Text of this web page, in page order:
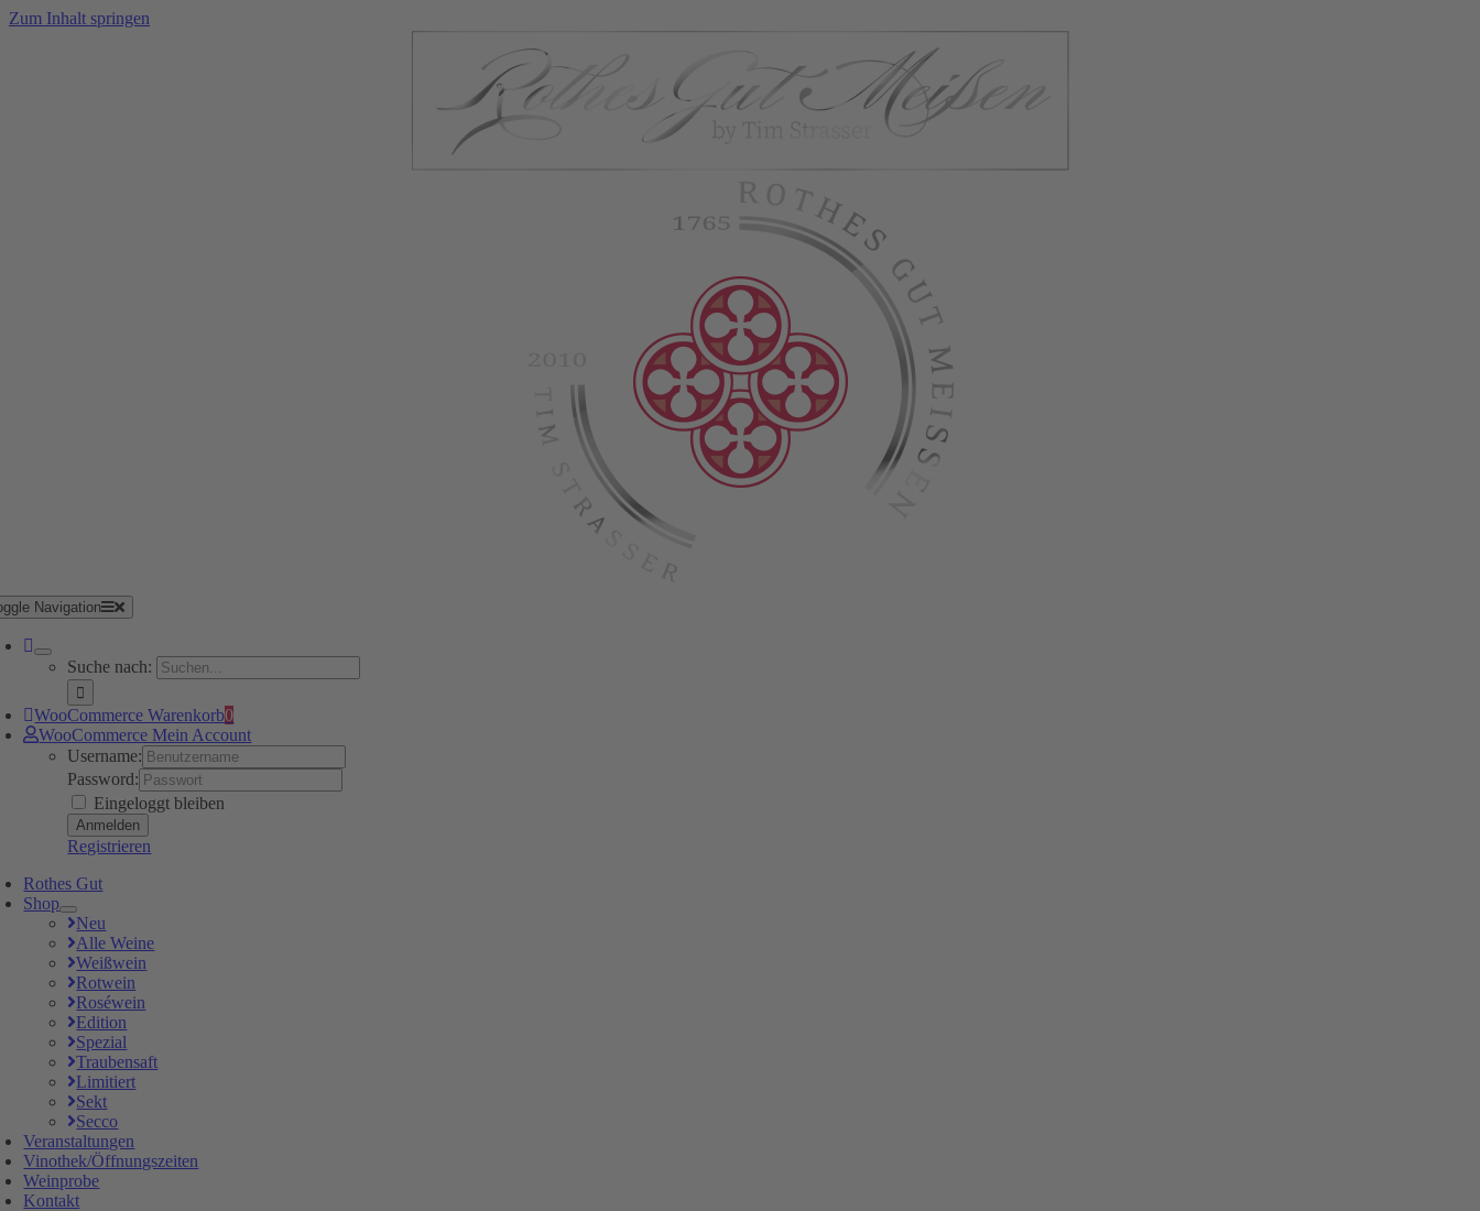
Zum Inhalt springen
Navigation
Suche nach:
WooCommerce Warenkorb0
WooCommerce Mein Account
Username:
Password:
Eingeloggt bleiben
Registrieren
Rothes Gut
Shop
Neu
Alle Weine
Weißwein
Rotwein
Roséwein
Edition
Spezial
Traubensaft
Limitiert
Sekt
Secco
Veranstaltungen
Vinothek/Öffnungszeiten
Weinprobe
Kontakt